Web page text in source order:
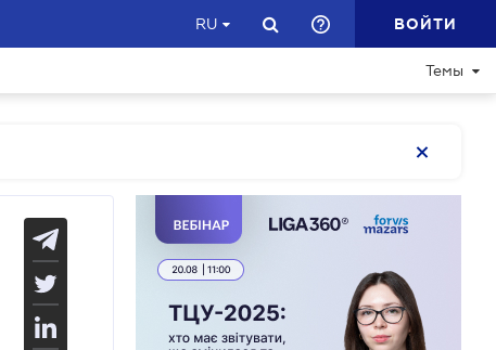
RU ВОЙТИ
Темы